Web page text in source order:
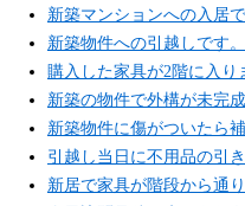
新築マンションへの入居
新築物件への引越しです
購入した家具が2階に入
新築の物件で外構が未完
新築物件に傷がついたら
引越し当日に不用品の引
新居で家具が階段から通